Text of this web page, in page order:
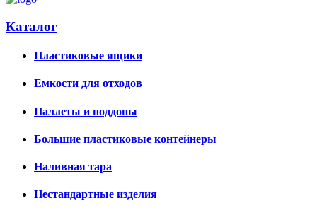
Каталог
Пластиковые ящики
Емкости для отходов
Паллеты и поддоны
Большие пластиковые контейнеры
Наливная тара
Нестандартные изделия